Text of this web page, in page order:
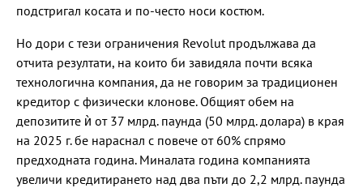
подстригал косата и по-често носи костюм.
Но дори с тези ограничения Revolut продължава да
отчита резултати, на които би завидяла почти всяка
технологична компания, да не говорим за традиционен
кредитор с физически клонове. Общият обем на
депозитите ѝ от 37 млрд. паунда (50 млрд. долара) в края
на 2025 г. бе нараснал с повече от 60% спрямо
предходната година. Миналата година компанията
увеличи кредитирането над два пъти до 2,2 млрд. паунда